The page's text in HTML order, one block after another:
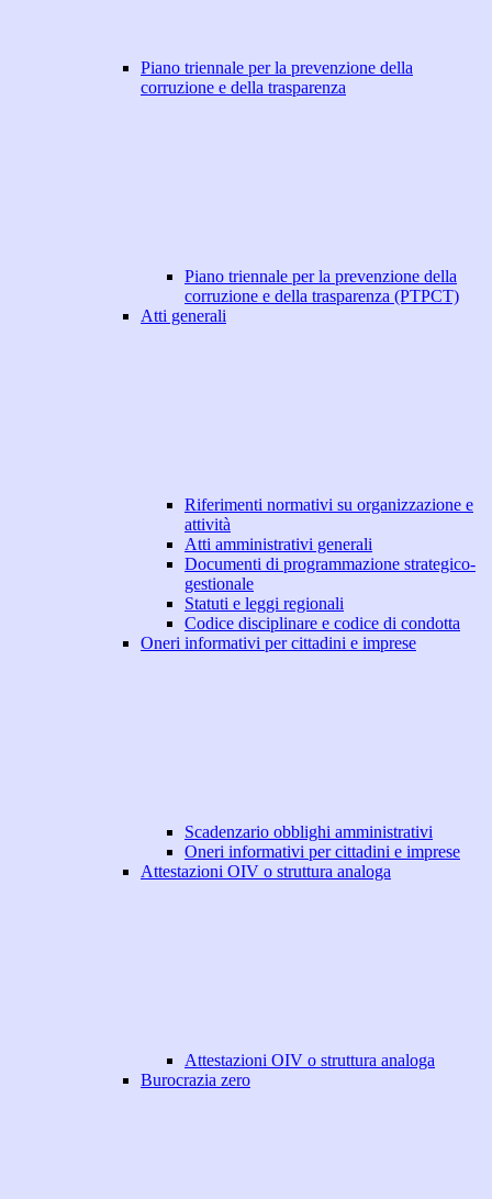
Piano triennale per la prevenzione della
corruzione e della trasparenza
Piano triennale per la prevenzione della
corruzione e della trasparenza (PTPCT)
Atti generali
Riferimenti normativi su organizzazione e
attività
Atti amministrativi generali
Documenti di programmazione strategico-
gestionale
Statuti e leggi regionali
Codice disciplinare e codice di condotta
Oneri informativi per cittadini e imprese
Scadenzario obblighi amministrativi
Oneri informativi per cittadini e imprese
Attestazioni OIV o struttura analoga
Attestazioni OIV o struttura analoga
Burocrazia zero